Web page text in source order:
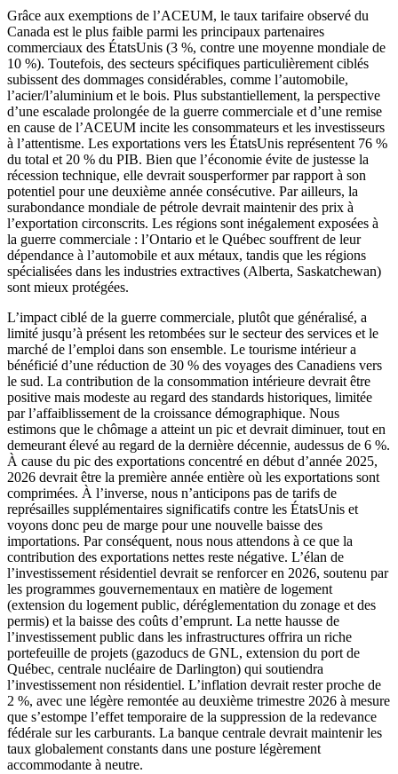
Grâce aux exemptions de l’ACEUM, le taux tarifaire observé du
Canada est le plus faible parmi les principaux partenaires
commerciaux des ÉtatsUnis (3 %, contre une moyenne mondiale de
10 %). Toutefois, des secteurs spécifiques particulièrement ciblés
subissent des dommages considérables, comme l’automobile,
l’acier/l’aluminium et le bois. Plus substantiellement, la perspective
d’une escalade prolongée de la guerre commerciale et d’une remise
en cause de l’ACEUM incite les consommateurs et les investisseurs
à l’attentisme. Les exportations vers les ÉtatsUnis représentent 76 %
du total et 20 % du PIB. Bien que l’économie évite de justesse la
récession technique, elle devrait sousperformer par rapport à son
potentiel pour une deuxième année consécutive. Par ailleurs, la
surabondance mondiale de pétrole devrait maintenir des prix à
l’exportation circonscrits. Les régions sont inégalement exposées à
la guerre commerciale : l’Ontario et le Québec souffrent de leur
dépendance à l’automobile et aux métaux, tandis que les régions
spécialisées dans les industries extractives (Alberta, Saskatchewan)
sont mieux protégées.
L’impact ciblé de la guerre commerciale, plutôt que généralisé, a
limité jusqu’à présent les retombées sur le secteur des services et le
marché de l’emploi dans son ensemble. Le tourisme intérieur a
bénéficié d’une réduction de 30 % des voyages des Canadiens vers
le sud. La contribution de la consommation intérieure devrait être
positive mais modeste au regard des standards historiques, limitée
par l’affaiblissement de la croissance démographique. Nous
estimons que le chômage a atteint un pic et devrait diminuer, tout en
demeurant élevé au regard de la dernière décennie, audessus de 6 %.
À cause du pic des exportations concentré en début d’année 2025,
2026 devrait être la première année entière où les exportations sont
comprimées. À l’inverse, nous n’anticipons pas de tarifs de
représailles supplémentaires significatifs contre les ÉtatsUnis et
voyons donc peu de marge pour une nouvelle baisse des
importations. Par conséquent, nous nous attendons à ce que la
contribution des exportations nettes reste négative. L’élan de
l’investissement résidentiel devrait se renforcer en 2026, soutenu par
les programmes gouvernementaux en matière de logement
(extension du logement public, déréglementation du zonage et des
permis) et la baisse des coûts d’emprunt. La nette hausse de
l’investissement public dans les infrastructures offrira un riche
portefeuille de projets (gazoducs de GNL, extension du port de
Québec, centrale nucléaire de Darlington) qui soutiendra
l’investissement non résidentiel. L’inflation devrait rester proche de
2 %, avec une légère remontée au deuxième trimestre 2026 à mesure
que s’estompe l’effet temporaire de la suppression de la redevance
fédérale sur les carburants. La banque centrale devrait maintenir les
taux globalement constants dans une posture légèrement
accommodante à neutre.